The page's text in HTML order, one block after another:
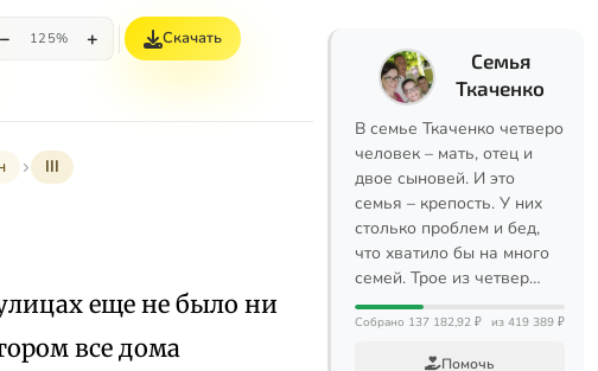
− 125% + Скачать
III
еще не было ни
все дома
Семья
Ткаченко
В семье Ткаченко четверо
человек – мать, отец и
двое сыновей. И это
семья – крепость. У них
столько проблем и бед,
что хватило бы на много
семей. Трое из четвер…
Собрано 137 182,92 ₽ из 419 389 ₽
Помочь